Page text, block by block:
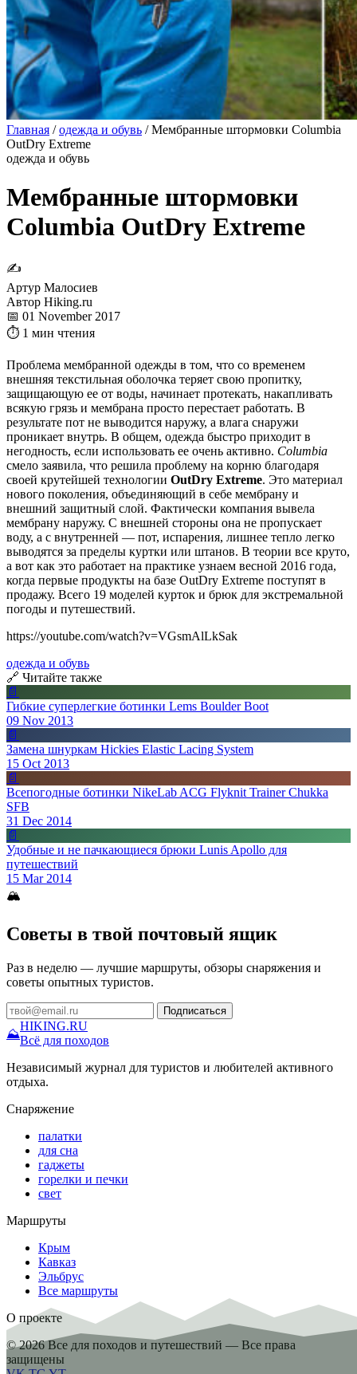
Главная / одежда и обувь / Мембранные штормовки Columbia
OutDry Extreme
одежда и обувь
Мембранные штормовки
Columbia OutDry Extreme
✍
Артур Малосиев
Автор Hiking.ru
📅 01 November 2017
⏱ 1 мин чтения
Проблема мембранной одежды в том, что со временем
внешняя текстильная оболочка теряет свою пропитку,
защищающую ее от воды, начинает протекать, накапливать
всякую грязь и мембрана просто перестает работать. В
результате пот не выводится наружу, а влага снаружи
проникает внутрь. В общем, одежда быстро приходит в
негодность, если использовать ее очень активно. Columbia
смело заявила, что решила проблему на корню благодаря
своей крутейшей технологии OutDry Extreme. Это материал
нового поколения, объединяющий в себе мембрану и
внешний защитный слой. Фактически компания вывела
мембрану наружу. С внешней стороны она не пропускает
воду, а с внутренней — пот, испарения, лишнее тепло легко
выводятся за пределы куртки или штанов. В теории все круто,
а вот как это работает на практике узнаем весной 2016 года,
когда первые продукты на базе OutDry Extreme поступят в
продажу. Всего 19 моделей курток и брюк для экстремальной
погоды и путешествий.
https://youtube.com/watch?v=VGsmAlLkSak
одежда и обувь
🔗 Читайте также
📄
Гибкие суперлегкие ботинки Lems Boulder Boot
09 Nov 2013
📄
Замена шнуркам Hickies Elastic Lacing System
15 Oct 2013
📄
Всепогодные ботинки NikeLab ACG Flyknit Trainer Chukka
SFB
31 Dec 2014
📄
Удобные и не пачкающиеся брюки Lunis Apollo для
путешествий
15 Mar 2014
🏔
Советы в твой почтовый ящик
Раз в неделю — лучшие маршруты, обзоры снаряжения и
советы опытных туристов.
Подписаться
⛰
HIKING.RU
Всё для походов
Независимый журнал для туристов и любителей активного
отдыха.
Снаряжение
палатки
для сна
гаджеты
горелки и печки
свет
Маршруты
Крым
Кавказ
Эльбрус
Все маршруты
О проекте
© 2026 Все для походов и путешествий — Все права
защищены